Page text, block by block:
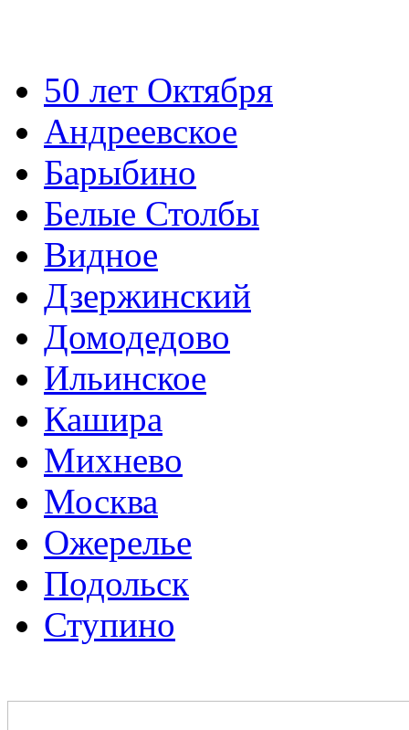
50 лет Октября
Андреевское
Барыбино
Белые Столбы
Видное
Дзержинский
Домодедово
Ильинское
Кашира
Михнево
Москва
Ожерелье
Подольск
Ступино